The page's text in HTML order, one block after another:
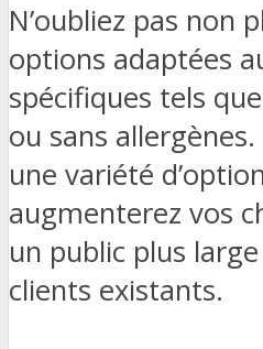
N’oubliez pas non
options adaptées
spécifiques tels
ou sans
une variété
augmenterez vos
un public plus
clients existants.